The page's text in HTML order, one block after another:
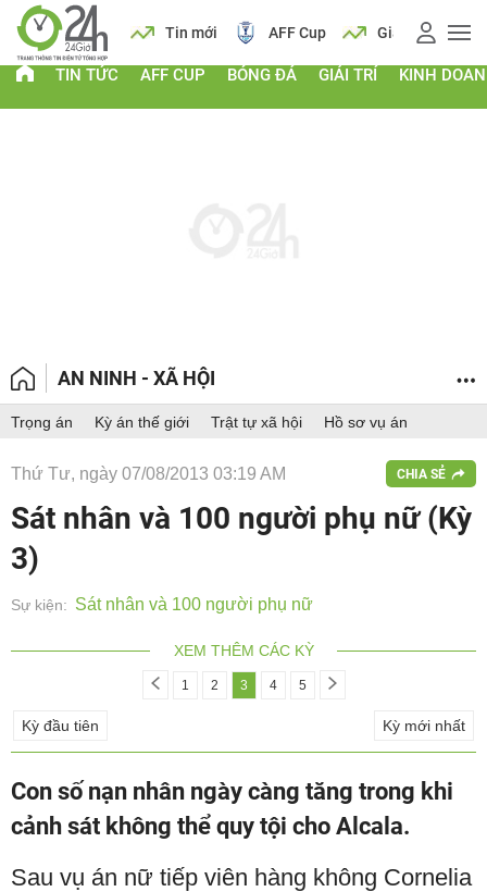
Lịch Tin mới AFF Cup Giá vàng
TIN TỨC AFF CUP BÓNG ĐÁ GIẢI TRÍ KINH
AN NINH - XÃ HỘI
Trọng án Kỳ án thế giới Trật tự xã hội Hồ sơ vụ án
Thứ Tư, ngày 07/08/2013 03:19 AM CHIA SẺ
Sát nhân và 100 người phụ nữ (Kỳ
3)
Sự kiện: Sát nhân và 100 người phụ nữ
XEM THÊM CÁC KỲ
1 2 3 4 5
Kỳ đầu tiên Kỳ mới nhất
Con số nạn nhân ngày càng tăng trong khi
cảnh sát không thể quy tội cho Alcala.
Sau vụ án nữ tiếp viên hàng không Cornelia